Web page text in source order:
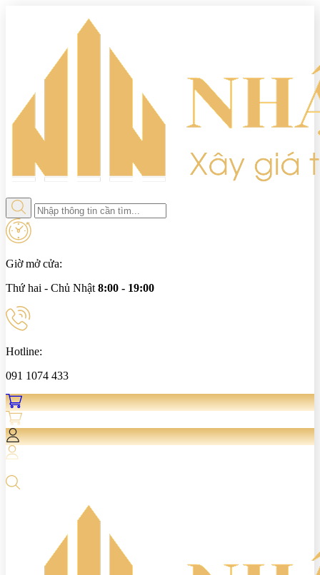
Giờ mở cửa:
Thứ hai - Chủ Nhật 8:00 - 19:00
Hotline:
091 1074 433